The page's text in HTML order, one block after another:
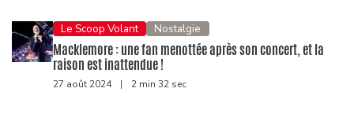
Le Scoop Volant Nostalgie
Macklemore : une fan menottée après son concert, et la
raison est inattendue !
27 août 2024 | 2 min 32 sec